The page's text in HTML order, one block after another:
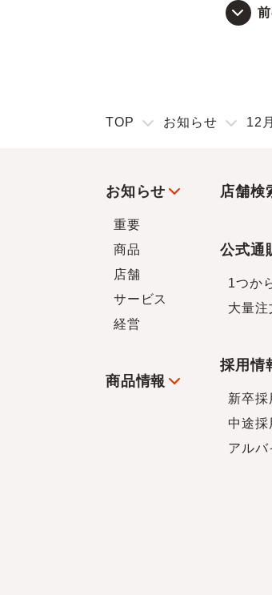
TOP お知らせ 12
お知らせ
重要
商品
店舗
サービス
経営
商品情報
店舗検
公式通
1つか
大量注
採用情
新卒採
中途採
アルバ